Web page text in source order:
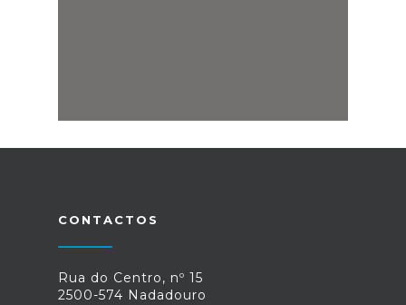
CONTACTOS
Rua do Centro, nº 15
2500-574 Nadadouro